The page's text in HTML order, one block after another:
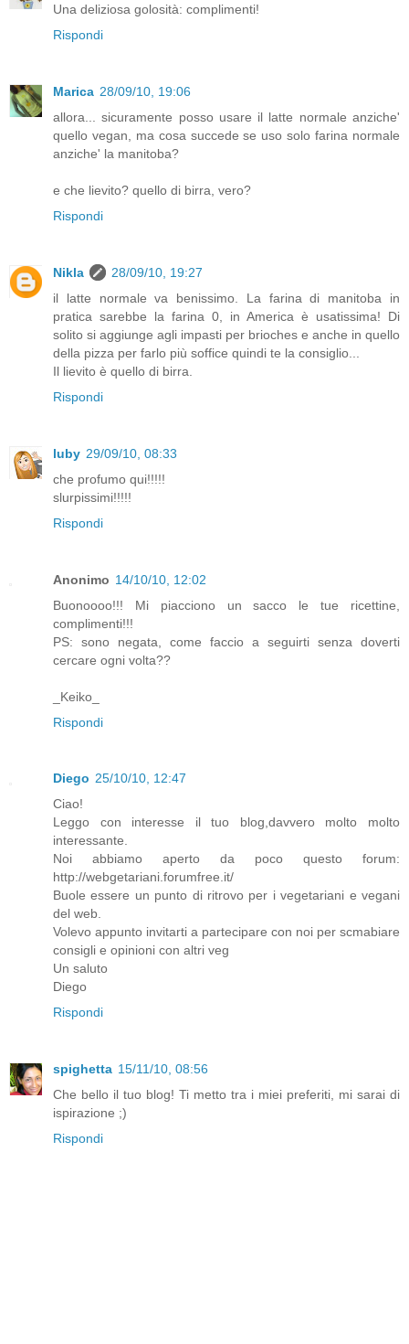
Una deliziosa golosità: complimenti!
Rispondi
Marica 28/09/10, 19:06
allora... sicuramente posso usare il latte normale anziche'
quello vegan, ma cosa succede se uso solo farina normale
anziche' la manitoba?
e che lievito? quello di birra, vero?
Rispondi
Nikla
28/09/10, 19:27
il latte normale va benissimo. La farina di manitoba in
pratica sarebbe la farina 0, in America è usatissima! Di
solito si aggiunge agli impasti per brioches e anche in quello
della pizza per farlo più soffice quindi te la consiglio...
Il lievito è quello di birra.
Rispondi
luby 29/09/10, 08:33
che profumo qui!!!!!
slurpissimi!!!!!
Rispondi
Anonimo 14/10/10, 12:02
Buonoooo!!! Mi piacciono un sacco le tue ricettine,
complimenti!!!
PS: sono negata, come faccio a seguirti senza doverti
cercare ogni volta??
_Keiko_
Rispondi
Diego 25/10/10, 12:47
Ciao!
Leggo con interesse il tuo blog,davvero molto molto
interessante.
Noi abbiamo aperto da poco questo forum:
http://webgetariani.forumfree.it/
Buole essere un punto di ritrovo per i vegetariani e vegani
del web.
Volevo appunto invitarti a partecipare con noi per scmabiare
consigli e opinioni con altri veg
Un saluto
Diego
Rispondi
spighetta 15/11/10, 08:56
Che bello il tuo blog! Ti metto tra i miei preferiti, mi sarai di
ispirazione ;)
Rispondi